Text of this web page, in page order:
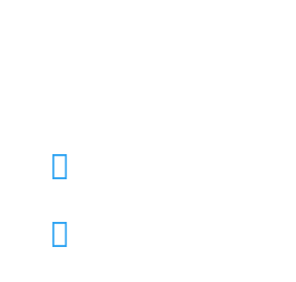

